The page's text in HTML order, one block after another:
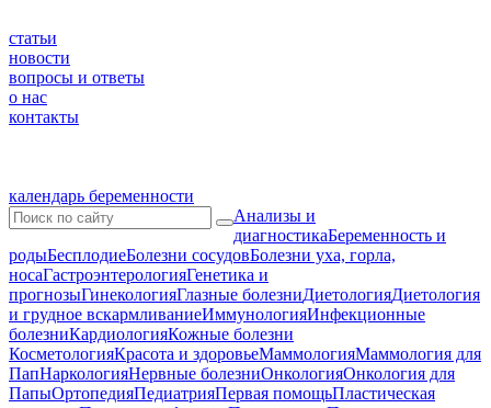
статьи
новости
вопросы и ответы
о нас
контакты
календарь беременности
Анализы и
диагностикаБеременность и
родыБесплодиеБолезни сосудовБолезни уха, горла,
носаГастроэнтерологияГенетика и
прогнозыГинекологияГлазные болезниДиетологияДиетология
и грудное вскармливаниеИммунологияИнфекционные
болезниКардиологияКожные болезни
КосметологияКрасота и здоровьеМаммологияМаммология для
ПапНаркологияНервные болезниОнкологияОнкология для
ПапыОртопедияПедиатрияПервая помощьПластическая